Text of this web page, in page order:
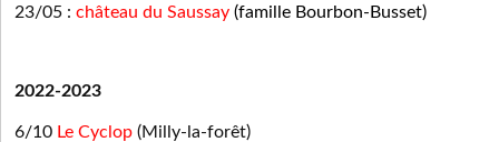
23/05 : château du Saussay (famille Bourbon-Busset)
2022-2023
6/10 Le Cyclop (Milly-la-forêt)